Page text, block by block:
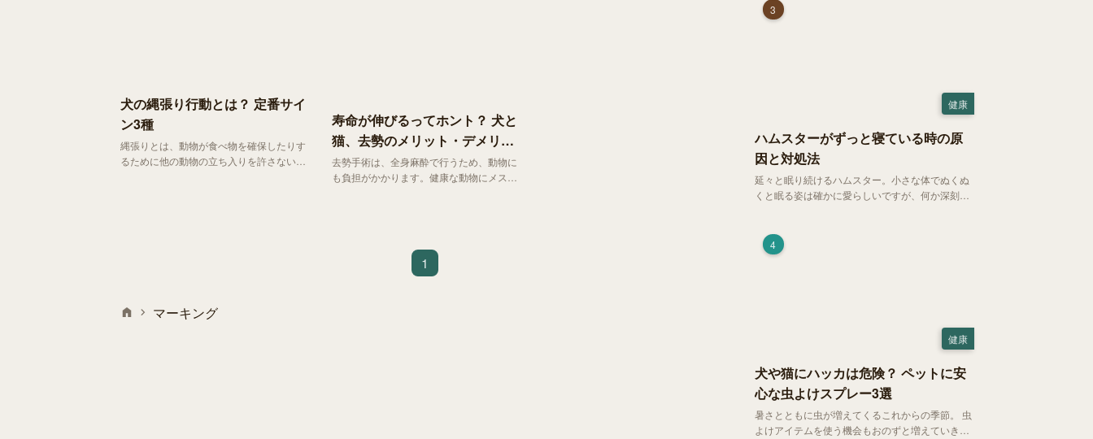
犬の縄張り行動とは？ 定番サイ
ン3種
縄張りとは、動物が食べ物を確保したりす
るために他の動物の立ち入りを許さない領
寿命が伸びるってホント？ 犬と
猫、去勢のメリット・デメリッ
ト
去勢手術は、全身麻酔で行うため、動物に
も負担がかかります。健康な動物にメスを
1
マーキング
ざを聞いたことはありますか？
3
健康
ハムスターがずっと寝ている時の原
因と対処法
延々と眠り続けるハムスター。小さな体でぬくぬ
くと眠る姿は確かに愛らしいですが、何か深刻な
常範囲やぐったりしている場合の見分け方、安心
できる環境づくり についてご紹介します。
4
健康
犬や猫にハッカは危険？ ペットに安
心な虫よけスプレー3選
暑さとともに虫が増えてくるこれからの季節。 虫
よけアイテムを使う機会もおのずと増えていきま